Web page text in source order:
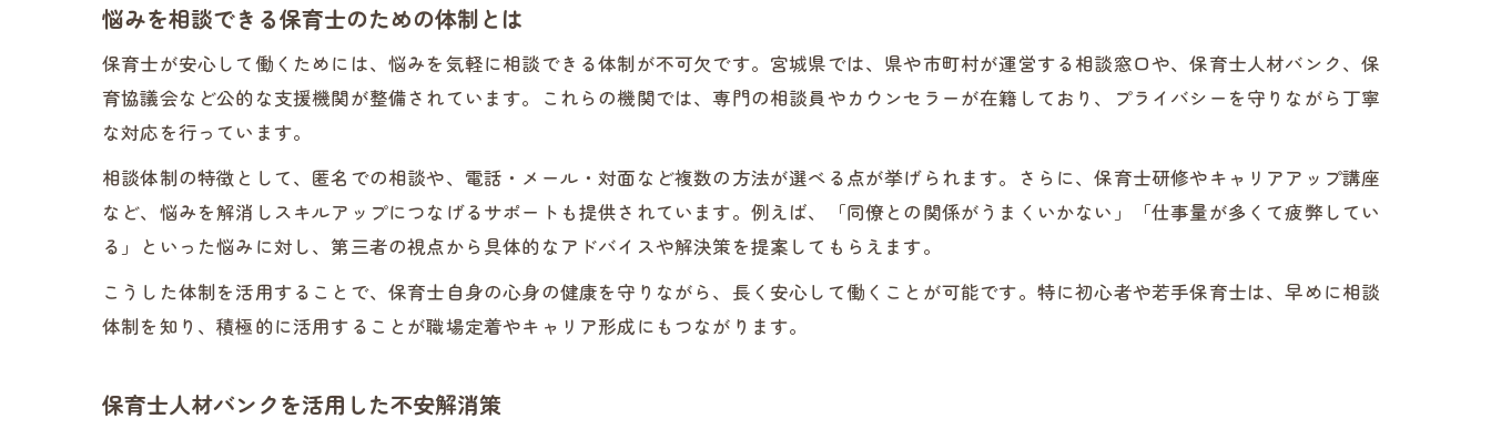
悩みを相談できる保育士のための体制とは
保育士が安心して働くためには、悩みを気軽に相談できる体制が不可欠です。宮城県では、県や市町村が運営する相談窓口や、保育士人材バンク、保
育協議会など公的な支援機関が整備されています。これらの機関では、専門の相談員やカウンセラーが在籍しており、プライバシーを守りながら丁寧
な対応を行っています。
相談体制の特徴として、匿名での相談や、電話・メール・対面など複数の方法が選べる点が挙げられます。さらに、保育士研修やキャリアアップ講座
など、悩みを解消しスキルアップにつなげるサポートも提供されています。例えば、「同僚との関係がうまくいかない」「仕事量が多くて疲弊してい
る」といった悩みに対し、第三者の視点から具体的なアドバイスや解決策を提案してもらえます。
こうした体制を活用することで、保育士自身の心身の健康を守りながら、長く安心して働くことが可能です。特に初心者や若手保育士は、早めに相談
体制を知り、積極的に活用することが職場定着やキャリア形成にもつながります。
保育士人材バンクを活用した不安解消策